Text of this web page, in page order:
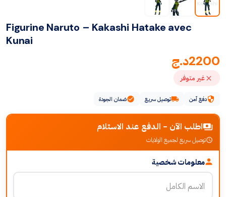
Figurine Naruto – Kakashi Hatake avec
Kunai
2200د.ج
غير متوفر
دفع آمن توصيل سريع ضمان الجودة
اطلب الآن - الدفع عند الاستلام
توصيل سريع لجميع الولايات
معلومات شخصية